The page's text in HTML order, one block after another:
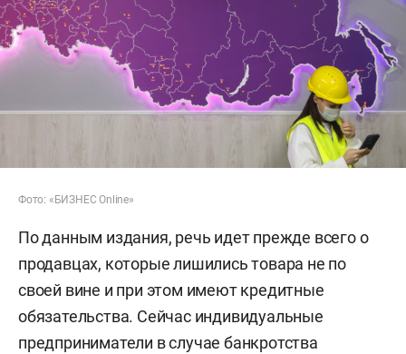
Фото: «БИЗНЕС Online»
По данным издания, речь идет прежде всего о
продавцах, которые лишились товара не по
своей вине и при этом имеют кредитные
обязательства. Сейчас индивидуальные
предприниматели в случае банкротства